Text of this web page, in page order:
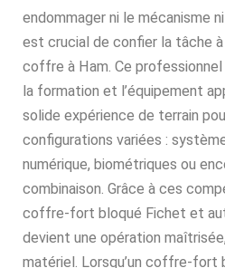
endommager ni le mécanisme
est crucial de confier la tâche
coffre à Ham. Ce
la formation et l’équipement
solide expérience de terrain
configurations variées :
numérique, biométriques ou
combinaison. Grâce à ces
coffre-fort bloqué Fichet et
devient une opération
matériel. Lorsqu’un coffre-fort